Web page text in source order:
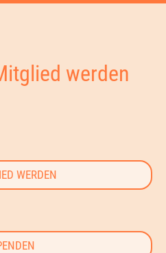
werden
WERDEN